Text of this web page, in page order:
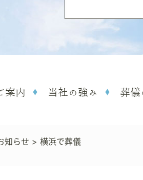
案内 当社の強み 葬儀
知らせ > 横浜で葬儀